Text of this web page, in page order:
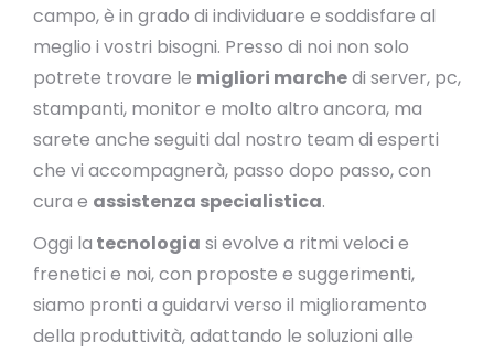
campo, è in grado di individuare e soddisfare al
meglio i vostri bisogni. Presso di noi non solo
potrete trovare le migliori marchedi server, pc,
stampanti, monitor e molto altro ancora, ma
sarete anche seguiti dal nostro team di esperti
che vi accompagnerà, passo dopo passo, con
cura e assistenza specialistica.
Oggi la tecnologia si evolve a ritmi veloci e
frenetici e noi, con proposte e suggerimenti,
siamo pronti a guidarvi verso il miglioramento
della produttività, adattando le soluzioni alle